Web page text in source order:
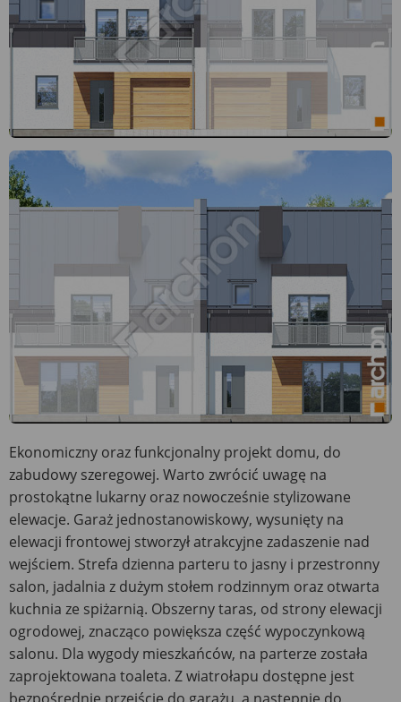
Ekonomiczny oraz funkcjonalny projekt domu, do
zabudowy szeregowej. Warto zwrócić uwagę na
prostokątne lukarny oraz nowocześnie stylizowane
elewacje. Garaż jednostanowiskowy, wysunięty na
elewacji frontowej stworzył atrakcyjne zadaszenie nad
wejściem. Strefa dzienna parteru to jasny i przestronny
salon, jadalnia z dużym stołem rodzinnym oraz otwarta
kuchnia ze spiżarnią. Obszerny taras, od strony elewacji
ogrodowej, znacząco powiększa część wypoczynkową
salonu. Dla wygody mieszkańców, na parterze została
zaprojektowana toaleta. Z wiatrołapu dostępne jest